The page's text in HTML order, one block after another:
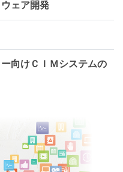
ェア開発
向けＣＩＭシステムの